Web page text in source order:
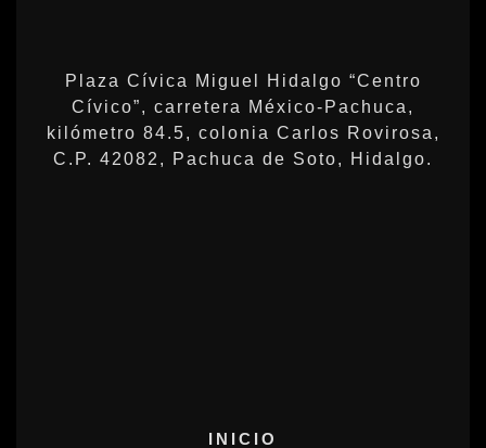
Plaza Cívica Miguel Hidalgo “Centro
Cívico”, carretera México-Pachuca,
kilómetro 84.5, colonia Carlos Rovirosa,
C.P. 42082, Pachuca de Soto, Hidalgo.
INICIO